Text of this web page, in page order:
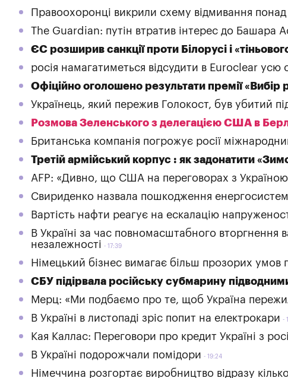
Правоохоронці викрили схему відмивання
The Guardian: путін втратив інтерес до Башара
ЄС розширив санкції проти Білорусі і
росія намагатиметься відсудити в Euroclear
Офіційно оголошено результати премії «Вибір
Українець, який пережив Голокост, був убитий
Розмова Зеленського з делегацією США в
Британська компанія погрожує росії
Третій армійський корпус : як задонатити
AFP: «Дивно, що США на переговорах з Україною
Свириденко назвала пошкодження
Вартість нафти реагує на ескалацію
В Україні за час повномасштабного вторгнення
незалежності
17:39
Німецький бізнес вимагає більш прозорих умов
СБУ підірвала російську субмарину
Мерц: «Ми подбаємо про те, щоб Україна
В Україні в листопаді зріс попит на електрокари
Кая Каллас: Переговори про кредит Україні з
В Україні подорожчали помідори 19:24
Німеччина розгортає виробництво відразу